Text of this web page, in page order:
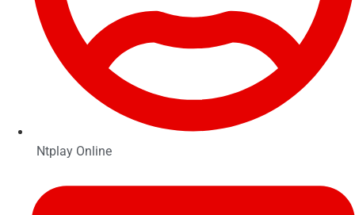
Ntplay Online